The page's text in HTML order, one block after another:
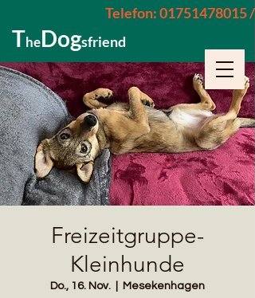
TheDogsfriend
Telefon: 01751478015 /
Freizeitgruppe-
Kleinhunde
Do., 16. Nov. Mesekenhagen